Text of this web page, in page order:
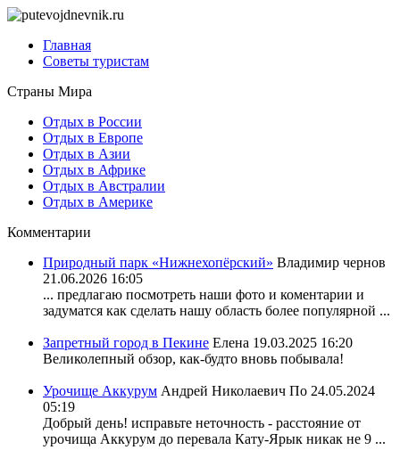
Главная
Советы туристам
Страны Мира
Отдых в России
Отдых в Европе
Отдых в Азии
Отдых в Африке
Отдых в Австралии
Отдых в Америке
Комментарии
Природный парк «Нижнехопёрский» Владимир чернов
21.06.2026 16:05
... предлагаю посмотреть наши фото и коментарии и
задуматся как сделать нашу область более популярной ...
Запретный город в Пекине Елена 19.03.2025 16:20
Великолепный обзор, как-будто вновь побывала!
Урочище Аккурум Андрей Николаевич По 24.05.2024
05:19
Добрый день! исправьте неточность - расстояние от
урочища Аккурум до перевала Кату-Ярык никак не 9 ...